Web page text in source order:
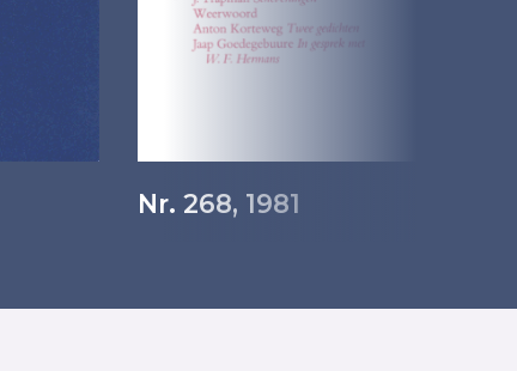
Nr. 268, 1981